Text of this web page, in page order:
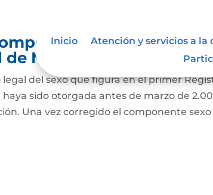
Inicio Atención y servicios a la
de Identidad
Nacimiento
del sexo que figura en el primer
sido otorgada antes de marzo de
Una vez corregido el componente